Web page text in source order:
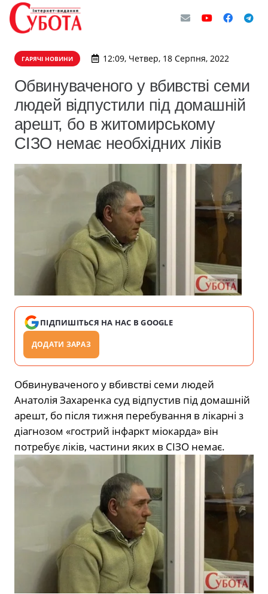
ГАРЯЧІ НОВИНИ 12:09, Четвер, 18 Серпня, 2022
Обвинуваченого у вбивстві семи
людей відпустили під домашній
арешт, бо в житомирському
СІЗО немає необхідних ліків
ПІДПИШІТЬСЯ НА НАС В GOOGLE
ДОДАТИ ЗАРАЗ
Обвинуваченого у вбивстві семи людей
Анатолія Захаренка суд відпустив під домашній
арешт, бо після тижня перебування в лікарні з
діагнозом «гострий інфаркт міокарда» він
потребує ліків, частини яких в СІЗО немає.